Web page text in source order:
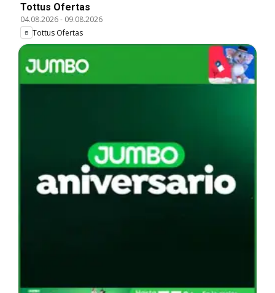
Tottus Ofertas
04.08.2026- 09.08.2026
Tottus Ofertas